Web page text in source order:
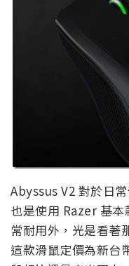
Abyssus V2 對於日
也是使用 Razer 基
常耐用外，光是看著
這款滑鼠定價為新台